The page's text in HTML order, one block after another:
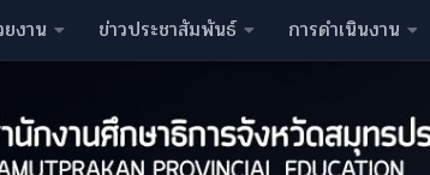
งาน ข่าวประชาสัมพันธ์ การดำเนินงาน